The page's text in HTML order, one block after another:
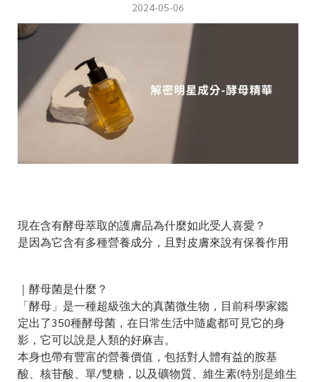
2024-05-06
現在含有酵母萃取的護膚品為什麼如此受人喜愛？
是因為它含有多種營養成分，且對皮膚來說有保養作用
｜酵母菌是什麼？
「酵母」是一種超級強大的真菌微生物，目前科學家鑑
定出了350種酵母菌，在日常生活中隨處都可見它的身
影，它可以說是人類的好麻吉。
本身也帶有豐富的營養價值，包括對人體有益的胺基
酸、核苷酸、單/雙糖，以及礦物質、維生素(特別是維生